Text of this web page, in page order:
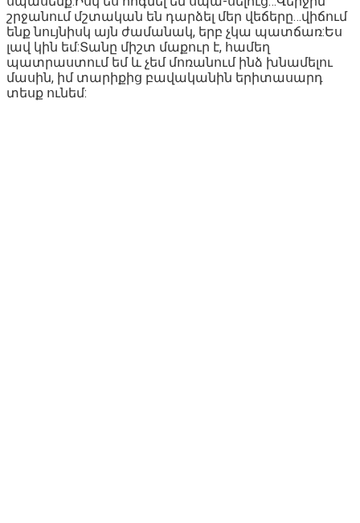
շրջանում մշտական են դարձել մեր վեճերը…վիճում
ենք նույնիսկ այն ժամանակ, երբ չկա պատճառ:Ես
լավ կին եմ:Տանը միշտ մաքուր է, համեղ
պատրաստում եմ և չեմ մոռանում ինձ խնամելու
մասին, իմ տարիքից բավականին երիտասարդ
տեսք ունեմ: